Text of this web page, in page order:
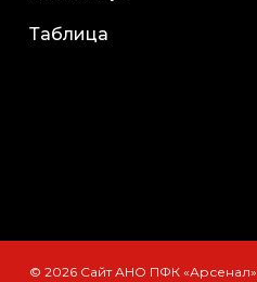
Таблица
© 2026 Сайт АНО ПФК «Арсенал»